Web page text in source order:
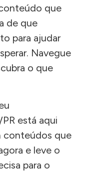
que
de que
para ajudar
Navegue
o que
está aqui
conteúdos que
e leve o
para o